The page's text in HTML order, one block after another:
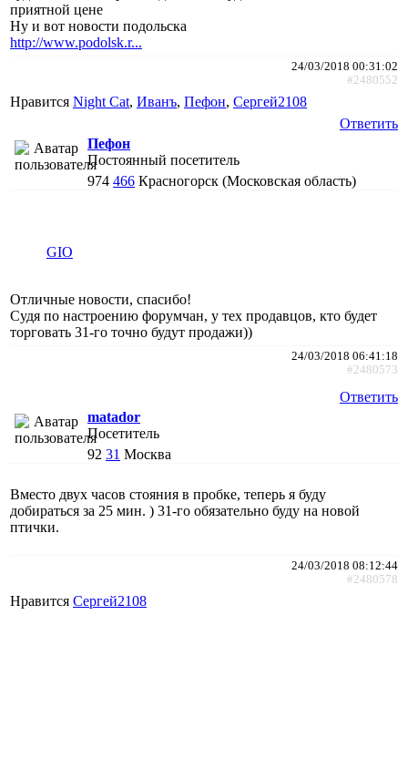
приятной цене
Ну и вот новости подольска
http://www.podolsk.r...
24/03/2018 00:31:02
#2480552
Нравится Night Cat, Иванъ, Пефон, Сергей2108
Ответить
Пефон
Постоянный посетитель
974 466 Красногорск (Московская область)
GIO
Отличные новости, спасибо!
Судя по настроению форумчан, у тех продавцов, кто будет
торговать 31-го точно будут продажи))
24/03/2018 06:41:18
#2480573
Ответить
matador
Посетитель
92 31 Москва
Вместо двух часов стояния в пробке, теперь я буду
добираться за 25 мин. ) 31-го обязательно буду на новой
птички.
24/03/2018 08:12:44
#2480578
Нравится Сергей2108